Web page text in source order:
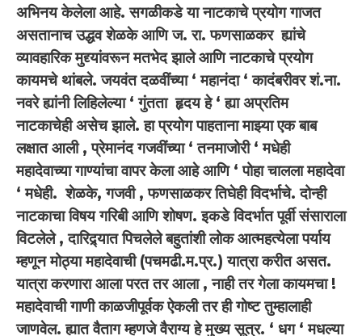
अभिनय केलेला आहे. सगळीकडे या नाटकाचे प्रयोग गाजत
असतानाच उद्धव शेळके आणि ज. रा. फणसाळकर ह्यांचे
व्यावहारिक मुद्द्यांवरून मतभेद झाले आणि नाटकाचे प्रयोग
कायमचे थांबले. जयवंत दळवींच्या‘महानंदा‘कादंबरीवर शं.ना.
नवरे ह्यांनी लिहिलेल्या‘गुंतता हृदय हे‘ह्या अप्रतिम
नाटकाचेही असेच झाले. हा प्रयोग पाहताना माझ्या एक बाब
लक्षात आली,प्रेमानंद गजवींच्या‘तनमाजोरी‘मधेही
महादेवाच्या गाण्यांचा वापर केला आहे आणि ‘पोहा चालला महादेवा
‘मधेही. शेळके,गजवी,फणसाळकर तिघेही विदर्भाचे. दोन्ही
नाटकाचा विषय गरिबी आणि शोषण. इकडे विदर्भात पूर्वी संसाराला
विटलेले,दारिद्र्यात पिचलेले बहुतांशी लोक आत्महत्येला पर्याय
म्हणून मोठ्या महादेवाची (पचमढी.म.प्र.) यात्रा करीत असत.
यात्रा करणारा आला परत तर आला,नाही तर गेला कायमचा !
महादेवाची गाणी काळजीपूर्वक ऐकली तर ही गोष्ट तुम्हालाही
जाणवेल. ह्यात वैताग म्हणजे वैराग्य हे मुख्य सूत्र. ‘ धग ‘मधल्या